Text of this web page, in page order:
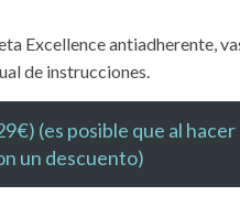
Excellence antiadherente,
de instrucciones.
(es posible que al
un descuento)